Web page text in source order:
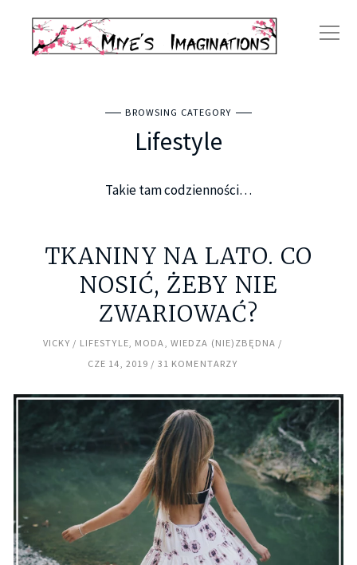
BROWSING CATEGORY
Lifestyle
Takie tam codzienności…
TKANINY NA LATO. CO
NOSIĆ, ŻEBY NIE
ZWARIOWAĆ?
VICKY LIFESTYLE MODA
WIEDZA (NIE)ZBĘDNA
CZE 14, 2019
31 KOMENTARZY